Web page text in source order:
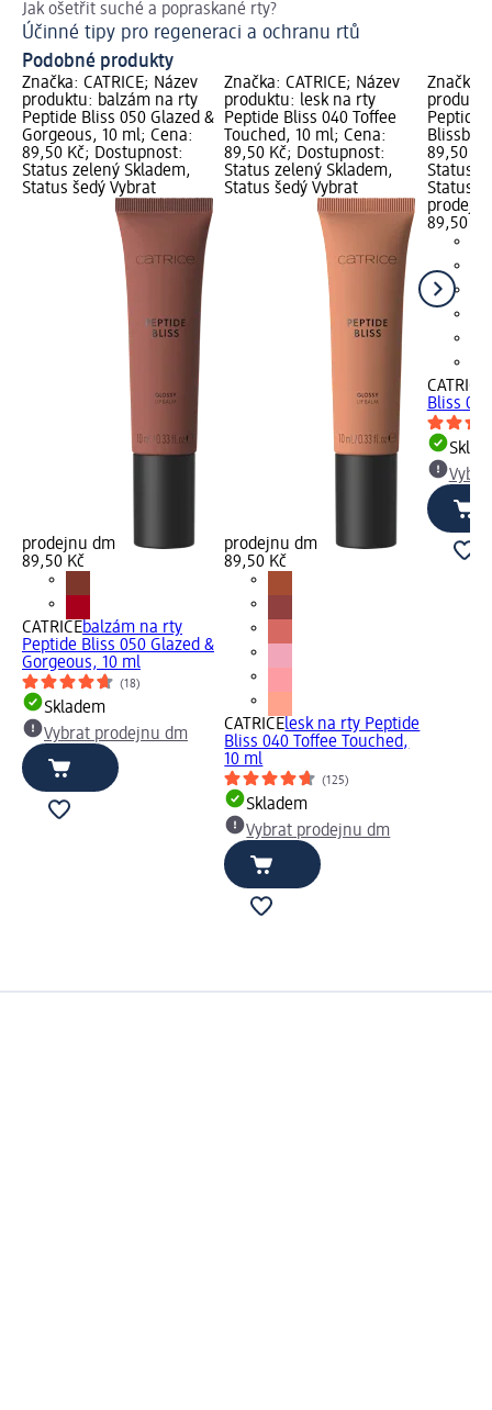
Jak ošetřit suché a popraskané rty?
Účinné tipy pro regeneraci a ochranu rtů
Podobné produkty
Značka: CATRICE; Název
produktu: balzám na rty
Peptide Bliss 050 Glazed &
Gorgeous, 10 ml; Cena:
89,50 Kč; Dostupnost:
Status zelený Skladem,
Status šedý Vybrat
prodejnu dm
89,50 Kč
CATRICEbalzám na rty
Peptide Bliss 050 Glazed &
Gorgeous, 10 ml
(18)
Skladem
Vybrat prodejnu dm
Značka: CATRICE; Název
produktu: lesk na rty
Peptide Bliss 040 Toffee
Touched, 10 ml; Cena:
89,50 Kč; Dostupnost:
Status zelený Skladem,
Status šedý Vybrat
prodejnu dm
89,50 Kč
CATRICElesk na rty Peptide
Bliss 040 Toffee Touched,
10 ml
(125)
Skladem
Vybrat prodejnu dm
Značka:
Peptide
89,50
Status
Status
89,50 Kč
CATRICE
Bliss